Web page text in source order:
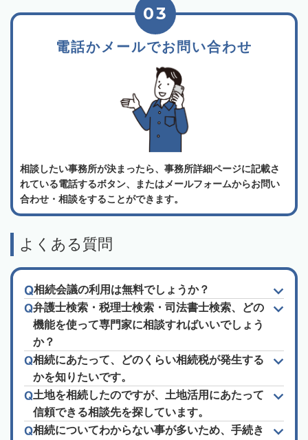
電話かメールでお問い合わせ
03
相談したい事務所が決まったら、事務所詳細ページに記載さ
れている電話するボタン、またはメールフォームからお問い
合わせ・相談をすることができます。
よくある質問
相続会議の利用は無料でしょうか？
弁護士検索・税理士検索・司法書士検索、どの
機能を使って専門家に相談すればいいでしょう
か？
相続にあたって、どのくらい相続税が発生する
かを知りたいです。
土地を相続したのですが、土地活用にあたって
信頼できる相談先を探しています。
相続についてわからない事が多いため、手続き